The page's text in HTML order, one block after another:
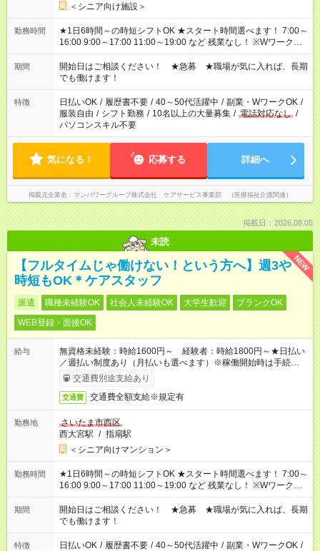
＜シニア向け施設＞
勤務時間
★1日6時間～の時短シフトOK ★スタート時間選べます！ 7:00～
16:00 9:00～17:00 11:00～19:00 など 残業なし！ ※Wワークの
場合、他のお仕事と合わせ週40時間超の就業はご案内できませ
ん ※法令に基づき、週20時間以上勤務は社会保険への加入対象
となります ※労働者派遣法（日雇い派遣の原則禁止）により、
短時間・短期間の就業はご案内が難しい場合があります
期間
開始日はご相談ください！ ★急募 ★職場が気に入れば、長期
でも働けます！
特徴 日払いOK / 履歴書不要 / 40～50代活躍中 / 副業・WワークOK /
服装自由 / シフト勤務 / 10名以上の大量募集 / 電話対応なし /
パソコンスキル不要
気になる！ 応募する 詳細へ
掲載元企業名 マンパワーグループ株式会社 ケアサービス事業部 （医療福祉介護関連）
掲載日：2026.08.05
未読
NEW
【フルタイムじゃ働けない！という方へ】週3や
時短もOK＊ケアスタッフ
派遣 職種未経験OK 社会人未経験OK 大学生歓迎
ブランクOK
WEB登録・面接OK
給与
無資格未経験：時給1600円～ 経験者：時給1800円～★日払い
／週払い制度あり（月払いも選べます）※稼働開始時は手続き完
了次第のお支払いとなります。
交通費別途支給あり
交通費 交通費全額支給※規定有
勤務地
さいたま市西区
西大宮駅 / 指扇駅
＜シニア向けマンション＞
勤務時間
★1日6時間～の時短シフトOK ★スタート時間選べます！ 7:00～
16:00 9:00～17:00 11:00～19:00 など 残業なし！ ※Wワークの
場合、他のお仕事と合わせ週40時間超の就業はご案内できませ
ん ※法令に基づき、週20時間以上勤務は社会保険への加入対象
となります ※労働者派遣法（日雇い派遣の原則禁止）により、
短時間・短期間の就業はご案内が難しい場合があります
期間
開始日はご相談ください！ ★急募 ★職場が気に入れば、長期
でも働けます！
特徴 日払いOK / 履歴書不要 / 40～50代活躍中 / 副業・WワークOK /